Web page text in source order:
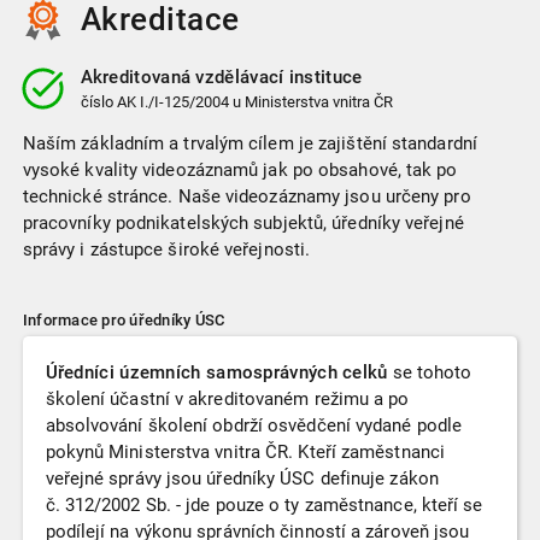
Akreditace
Akreditovaná vzdělávací instituce
číslo AK I./I-125/2004u Ministerstva vnitra ČR
Naším základním a trvalým cílem je zajištění standardní
vysoké kvality videozáznamů jak po obsahové, tak po
technické stránce. Naše videozáznamy jsou určeny pro
pracovníky podnikatelských subjektů, úředníky veřejné
správy i zástupce široké veřejnosti.
Informace pro úředníky ÚSC
Úředníci územních samosprávných celků se tohoto
školení účastní v akreditovaném režimu a po
absolvování školení obdrží osvědčení vydané podle
pokynů Ministerstva vnitra ČR. Kteří zaměstnanci
veřejné správy jsou úředníky ÚSC definuje zákon
č. 312/2002 Sb. - jde pouze o ty zaměstnance, kteří se
podílejí na výkonu správních činností a zároveň jsou